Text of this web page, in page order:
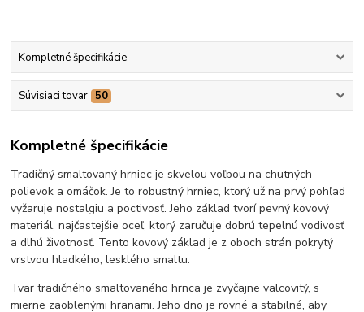
Kompletné špecifikácie
Súvisiaci tovar 50
Kompletné špecifikácie
Tradičný smaltovaný hrniec je skvelou voľbou na chutných
polievok a omáčok. Je to robustný hrniec, ktorý už na prvý pohľad
vyžaruje nostalgiu a poctivosť. Jeho základ tvorí pevný kovový
materiál, najčastejšie oceľ, ktorý zaručuje dobrú tepelnú vodivosť
a dlhú životnosť. Tento kovový základ je z oboch strán pokrytý
vrstvou hladkého, lesklého smaltu.
Tvar tradičného smaltovaného hrnca je zvyčajne valcovitý, s
mierne zaoblenými hranami. Jeho dno je rovné a stabilné, aby